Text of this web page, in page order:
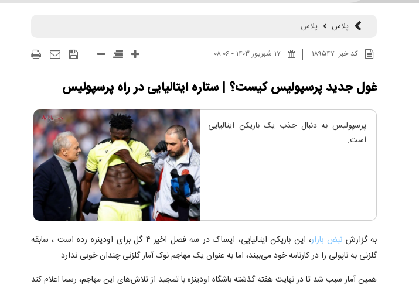
پلاس پلاس
کد خبر:۱۸۹۵۴۷ ۱۷ شهريور ۱۴۰۳ - ۰۸:۰۶
غول جدید پرسپولیس کیست؟ | ستاره ایتالیایی در راه پرسپولیس
پرسپولیس به دنبال جذب یک بازیکن ایتالیایی
است.
به گزارشنبض بازار
، این بازیکن ایتالیایی، ایساک در سه فصل اخیر ۴ گل برای اودینزه زده است ، سابقه
گلزنی به ناپولی را در کارنامه خود می‌بیند، اما به عنوان یک مهاجم نوک آمار گلزنی چندان خوبی ندارد.
همین آمار سبب شد تا در نهایت هفته گذشته باشگاه اودینزه با تمجید از تلاش‌های این مهاجم، رسما اعلام کند